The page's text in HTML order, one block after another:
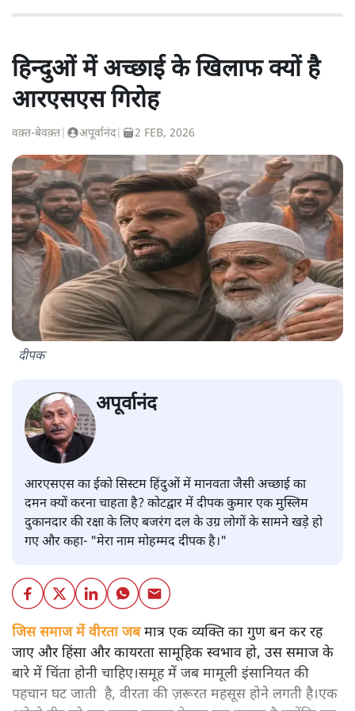
हिन्दुओं में अच्छाई के खिलाफ क्यों है
आरएसएस गिरोह
वक़्त-बेवक़्त अपूर्वानंद| 2 FEB, 2026
दीपक
अपूर्वानंद
आरएसएस का ईको सिस्टम हिंदुओं में मानवता जैसी अच्छाई का
दमन क्यों करना चाहता है? कोटद्वार में दीपक कुमार एक मुस्लिम
दुकानदार की रक्षा के लिए बजरंग दल के उग्र लोगों के सामने खड़े हो
गए और कहा- "मेरा नाम मोहम्मद दीपक है।"
जिस समाज में वीरता जबमात्र एक व्यक्ति का गुण बन कर रह
जाए और हिंसा और कायरता सामूहिक स्वभाव हो, उस समाज के
बारे में चिंता होनी चाहिए।समूह में जब मामूली इंसानियत की
पहचान घट जाती है, वीरता की ज़रूरत महसूस होने लगती है।एक